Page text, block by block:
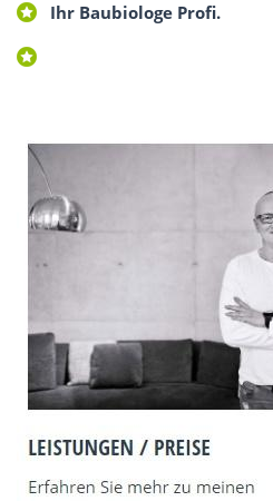
Ihr Baubiologe Profi.